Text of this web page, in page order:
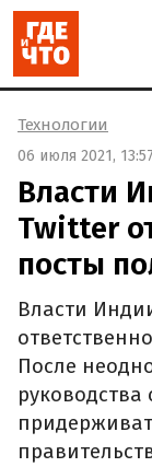
Технологии
06 июля 2021, 13:57
Власти
Twitter
посты
Власти
После
руководства